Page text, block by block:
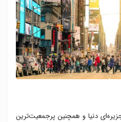
دنیا و همچنین پرجمعیت‌ترین